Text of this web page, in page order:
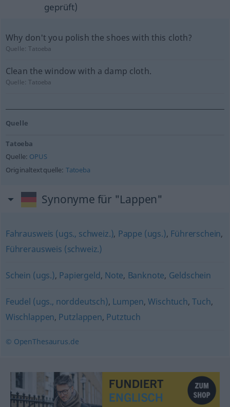
geprüft)
Why don't you polish the shoes with this cloth?
Quelle:Tatoeba
Clean the window with a damp cloth.
Quelle:Tatoeba
Quelle
Tatoeba
Quelle: OPUS
Originaltextquelle: Tatoeba
Synonyme für "Lappen"
Fahrausweis (ugs., schweiz.), Pappe (ugs.), Führerschein,
Führerausweis (schweiz.)
Schein (ugs.), Papiergeld, Note, Banknote, Geldschein
Feudel (ugs., norddeutsch), Lumpen,Wischtuch,Tuch,
Wischlappen, Putzlappen, Putztuch
© OpenThesaurus.de